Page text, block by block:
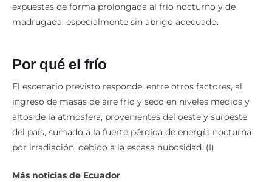
expuestas de forma prolongada al frío nocturno y de
madrugada, especialmente sin abrigo adecuado.
Por qué el frío
El escenario previsto responde, entre otros factores, al
ingreso de masas de aire frío y seco en niveles medios y
altos de la atmósfera, provenientes del oeste y suroeste
del país, sumado a la fuerte pérdida de energía nocturna
por irradiación, debido a la escasa nubosidad. (I)
Más noticias de Ecuador